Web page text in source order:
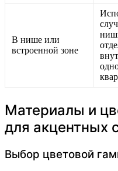
В нише или
встроенной зоне
Материалы и
для акцентных
Выбор цветовой